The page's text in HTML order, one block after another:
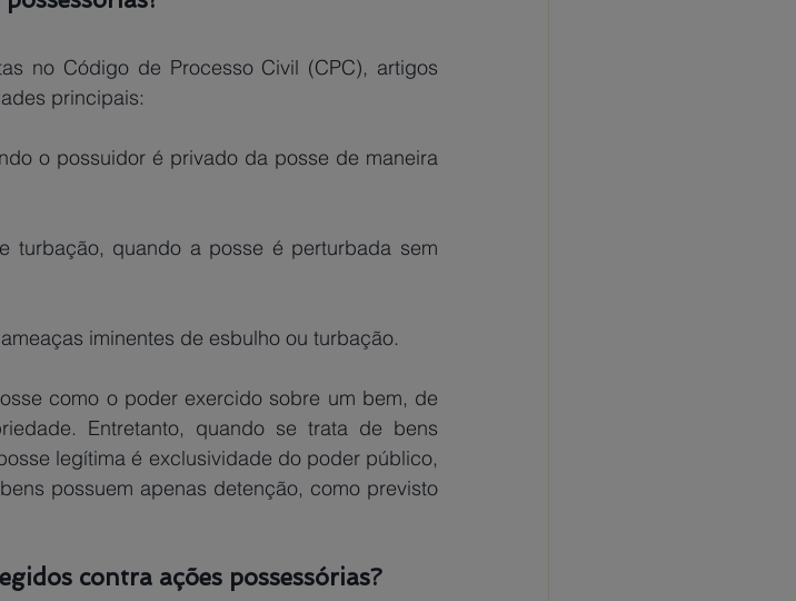
no Código de Processo Civil (CPC), artigos
principais:
o possuidor é privado da posse de maneira
turbação, quando a posse é perturbada sem
iminentes de esbulho ou turbação.
Entretanto, quando se trata de bens
legítima é exclusividade do poder público,
possuem apenas detenção, como previsto
contra ações possessórias?